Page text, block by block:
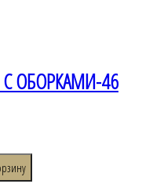
ОБОРКАМИ-46